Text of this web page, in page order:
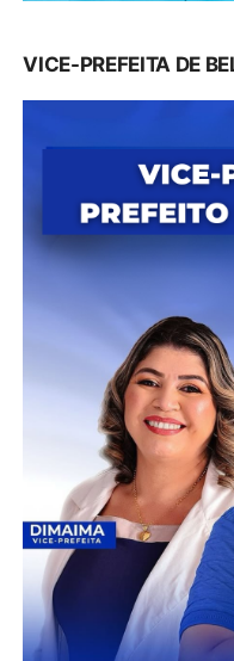
VICE-PREFEITA DE